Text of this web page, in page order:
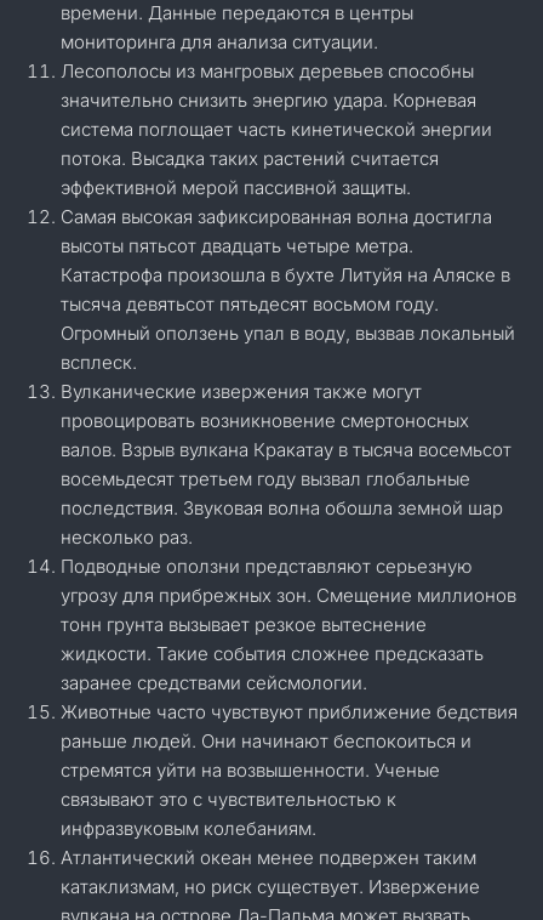
времени. Данные передаются в центры
мониторинга для анализа ситуации.
Лесополосы из мангровых деревьев способны
значительно снизить энергию удара. Корневая
система поглощает часть кинетической энергии
потока. Высадка таких растений считается
эффективной мерой пассивной защиты.
Самая высокая зафиксированная волна достигла
высоты пятьсот двадцать четыре метра.
Катастрофа произошла в бухте Литуйя на Аляске в
тысяча девятьсот пятьдесят восьмом году.
Огромный оползень упал в воду, вызвав локальный
всплеск.
Вулканические извержения также могут
провоцировать возникновение смертоносных
валов. Взрыв вулкана Кракатау в тысяча восемьсот
восемьдесят третьем году вызвал глобальные
последствия. Звуковая волна обошла земной шар
несколько раз.
Подводные оползни представляют серьезную
угрозу для прибрежных зон. Смещение миллионов
тонн грунта вызывает резкое вытеснение
жидкости. Такие события сложнее предсказать
заранее средствами сейсмологии.
Животные часто чувствуют приближение бедствия
раньше людей. Они начинают беспокоиться и
стремятся уйти на возвышенности. Ученые
связывают это с чувствительностью к
инфразвуковым колебаниям.
Атлантический океан менее подвержен таким
катаклизмам, но риск существует. Извержение